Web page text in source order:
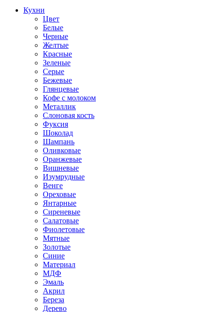
Кухни
Цвет
Белые
Черные
Желтые
Красные
Зеленые
Серые
Бежевые
Глянцевые
Кофе с молоком
Металлик
Слоновая кость
Фуксия
Шоколад
Шампань
Оливковые
Оранжевые
Вишневые
Изумрудные
Венге
Ореховые
Янтарные
Сиреневые
Салатовые
Фиолетовые
Мятные
Золотые
Синие
Материал
МДФ
Эмаль
Акрил
Береза
Дерево